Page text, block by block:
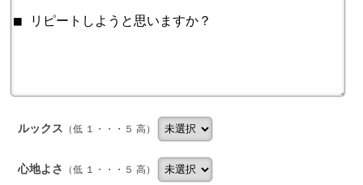
ルックス （低 １・・・５ 高）
心地よさ （低 １・・・５ 高）